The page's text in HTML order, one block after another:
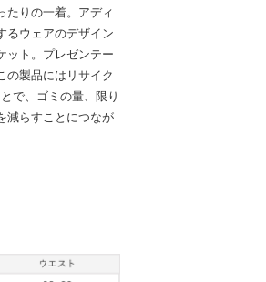
たりの一着。アディ
るウェアのデザイン
ット。プレゼンテー
の製品にはリサイク
で、ゴミの量、限り
減らすことにつなが